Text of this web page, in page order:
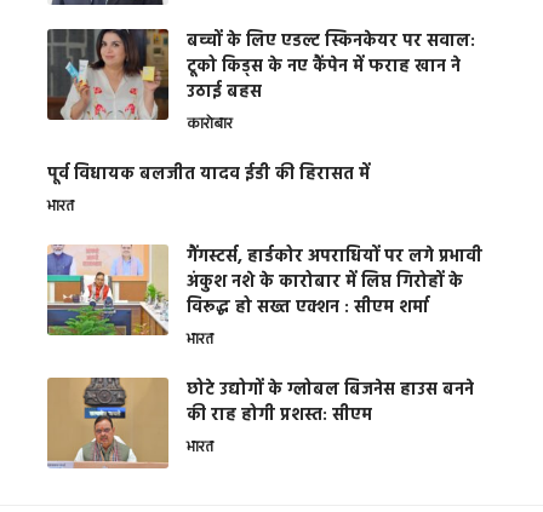
बच्चों के लिए एडल्ट स्किनकेयर पर सवाल:
टूको किड्स के नए कैंपेन में फराह खान ने
उठाई बहस
कारोबार
पूर्व विधायक बलजीत यादव ईडी की हिरासत में
भारत
गैंगस्टर्स, हार्डकोर अपराधियों पर लगे प्रभावी
अंकुश नशे के कारोबार में लिप्त गिरोहों के
विरूद्ध हो सख्त एक्शन : सीएम शर्मा
भारत
छोटे उद्योगों के ग्लोबल बिजनेस हाउस बनने
की राह होगी प्रशस्त: सीएम
भारत